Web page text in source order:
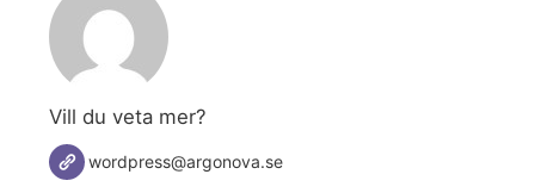
Vill du veta mer?
wordpress@argonova.se